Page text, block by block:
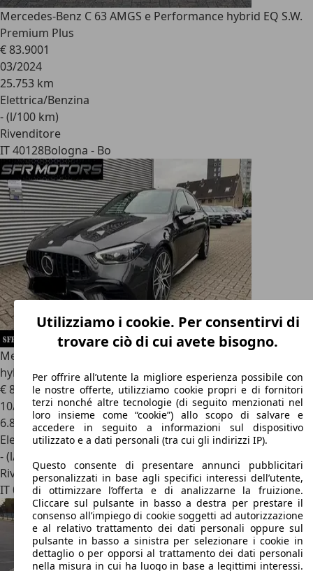
Mercedes-Benz C 63 AMGS e Performance hybrid EQ S.W.
Premium Plus
€ 83.9001
03/2024
25.753 km
Elettrica/Benzina
- (l/100 km)
Rivenditore
IT 40128Bologna - Bo
Mercedes-Benz C 63 AMG
hybrid EQ Premium *IVA ESPOSTA*PROMO*
€ 83.900 1
10/2024
6.800 km
Elettrica/Benzina
- (l/100 km)
Rivenditore
IT 00148 Roma - Rm
Utilizziamo i cookie. Per consentirvi di
trovare ciò di cui avete bisogno.
Per offrire all’utente la migliore esperienza possibile con
le nostre offerte, utilizziamo cookie propri e di fornitori
terzi nonché altre tecnologie (di seguito menzionati nel
loro insieme come “cookie”) allo scopo di salvare e
accedere in seguito a informazioni sul dispositivo
utilizzato e a dati personali (tra cui gli indirizzi IP).
Questo consente di presentare annunci pubblicitari
personalizzati in base agli specifici interessi dell’utente,
di ottimizzare l’offerta e di analizzarne la fruizione.
Cliccare sul pulsante in basso a destra per prestare il
consenso all’impiego di cookie soggetti ad autorizzazione
e al relativo trattamento dei dati personali oppure sul
pulsante in basso a sinistra per selezionare i cookie in
dettaglio o per opporsi al trattamento dei dati personali
nella misura in cui ha luogo in base a legittimi interessi.